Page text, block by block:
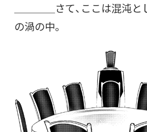
＿＿＿＿さて、ここは混沌
の渦の中。